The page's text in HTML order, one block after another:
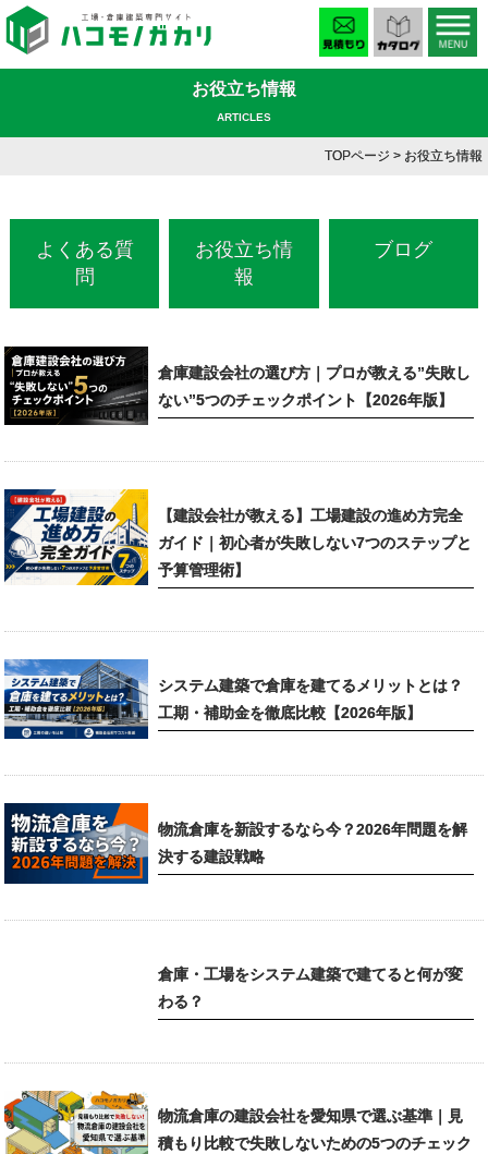
お役立ち情報
ARTICLES
TOPページ > お役立ち情報
よくある質
問
お役立ち情
報
ブログ
倉庫建設会社の選び方｜プロが教える”失敗し
ない”5つのチェックポイント【2026年版】
【建設会社が教える】工場建設の進め方完全
ガイド｜初心者が失敗しない7つのステップと
予算管理術】
システム建築で倉庫を建てるメリットとは？
工期・補助金を徹底比較【2026年版】
物流倉庫を新設するなら今？2026年問題を解
決する建設戦略
倉庫・工場をシステム建築で建てると何が変
わる？
物流倉庫の建設会社を愛知県で選ぶ基準｜見
積もり比較で失敗しないための5つのチェック